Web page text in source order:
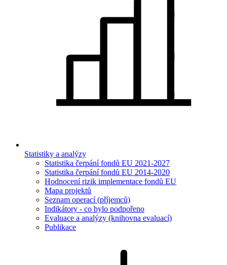
Statistiky a analýzy
Statistika čerpání fondů EU 2021-2027
Statistika čerpání fondů EU 2014-2020
Hodnocení rizik implementace fondů EU
Mapa projektů
Seznam operací (příjemců)
Indikátory - co bylo podpořeno
Evaluace a analýzy (knihovna evaluací)
Publikace